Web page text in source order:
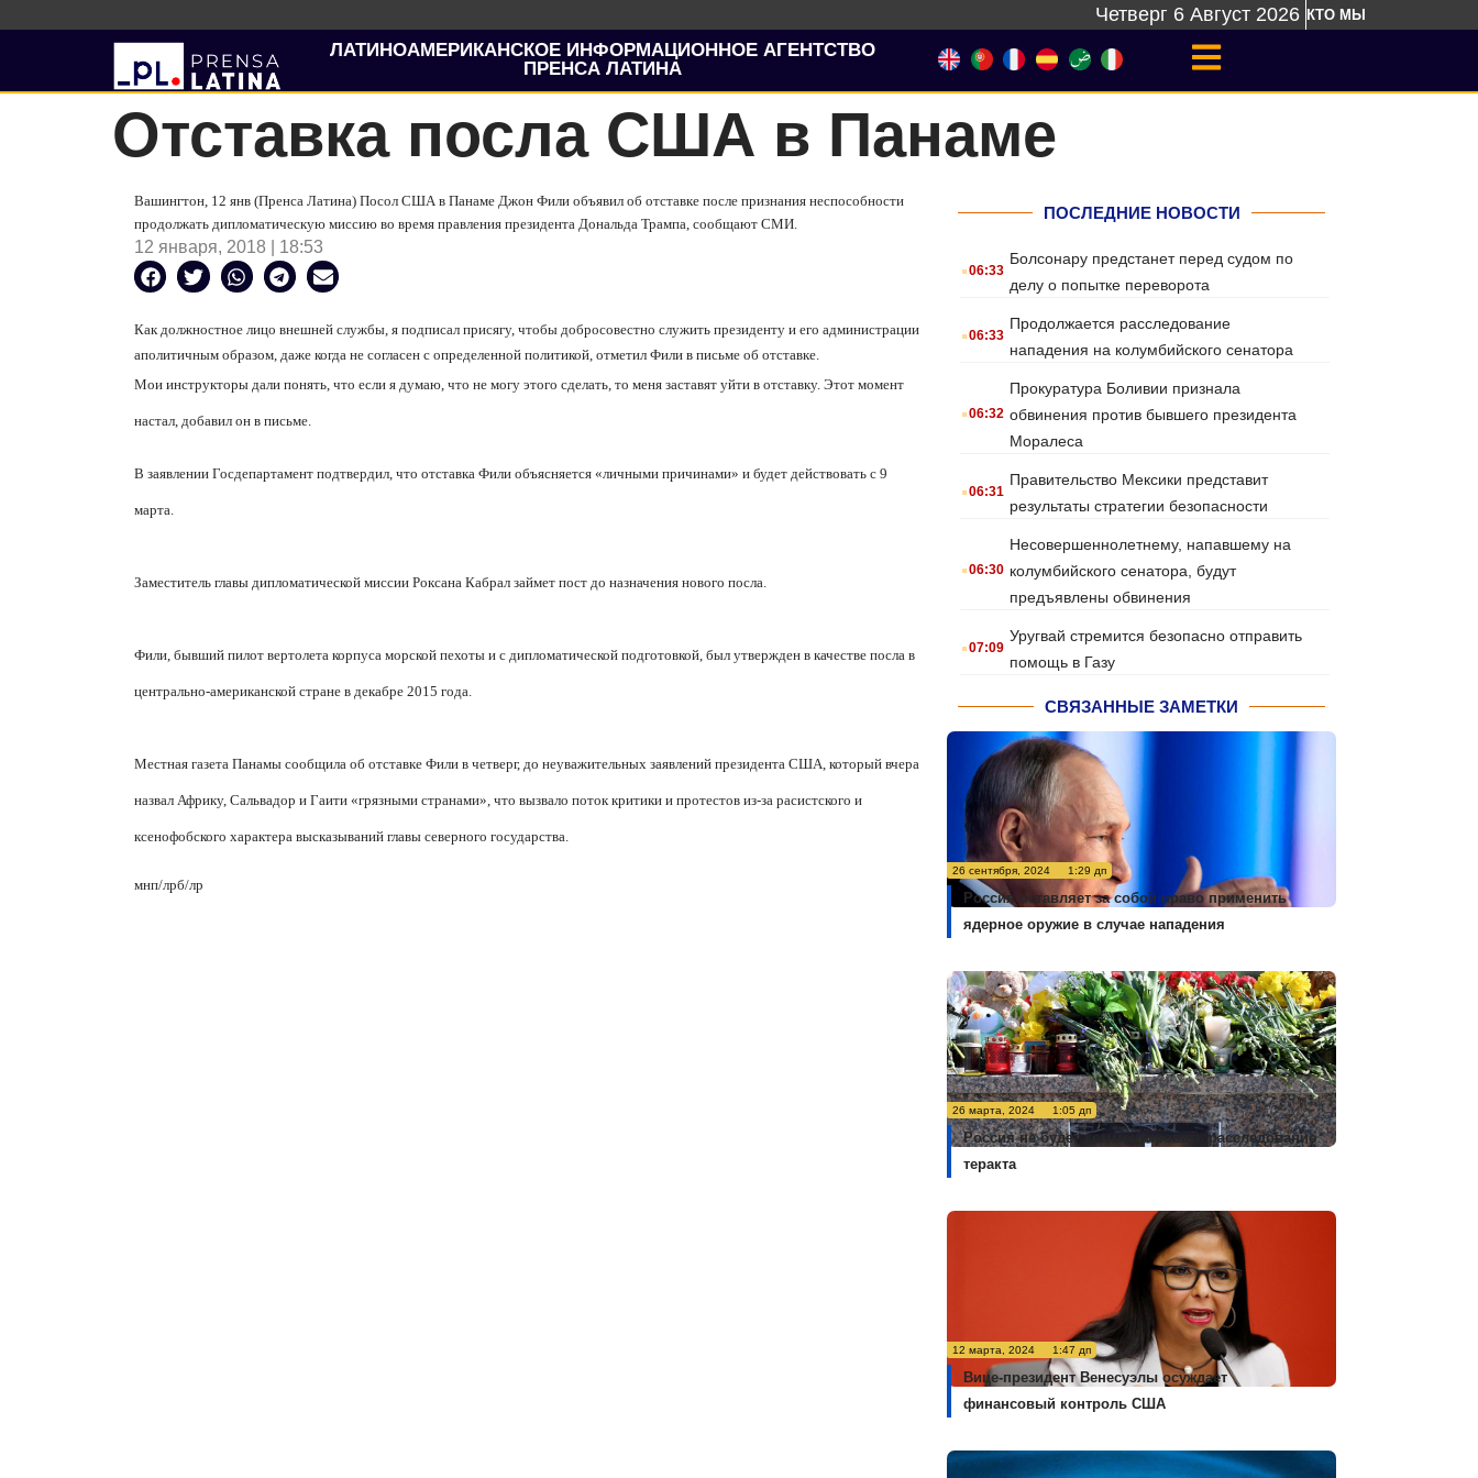
Четверг 6 Август 2026 КТО МЫ
ЛАТИНОАМЕРИКАНСКОЕ ИНФОРМАЦИОННОЕ АГЕНТСТВО
ПРЕНСА ЛАТИНА
Отставка посла США в Панаме
Вашингтон, 12 янв (Пренса Латина) Посол США в Панаме Джон Фили объявил об отставке после признания неспособности
продолжать дипломатическую миссию во время правления президента Дональда Трампа, сообщают СМИ.
12 января, 2018 | 18:53
Как должностное лицо внешней службы, я подписал присягу, чтобы добросовестно служить президенту и его администрации
аполитичным образом, даже когда не согласен с определенной политикой, отметил Фили в письме об отставке.
Мои инструкторы дали понять, что если я думаю, что не могу этого сделать, то меня заставят уйти в отставку. Этот момент
настал, добавил он в письме.
В заявлении Госдепартамент подтвердил, что отставка Фили объясняется «личными причинами» и будет действовать с 9
марта.
Заместитель главы дипломатической миссии Роксана Кабрал займет пост до назначения нового посла.
Фили, бывший пилот вертолета корпуса морской пехоты и с дипломатической подготовкой, был утвержден в качестве посла в
центрально-американской стране в декабре 2015 года.
Местная газета Панамы сообщила об отставке Фили в четверг, до неуважительных заявлений президента США, который вчера
назвал Африку, Сальвадор и Гаити «грязными странами», что вызвало поток критики и протестов из-за расистского и
ксенофобского характера высказываний главы северного государства.
мнп/лрб/лр
ПОСЛЕДНИЕ НОВОСТИ
.06:33
Болсонару предстанет перед судом по
делу о попытке переворота
.06:33
Продолжается расследование
нападения на колумбийского сенатора
.06:32
Прокуратура Боливии признала
обвинения против бывшего президента
Моралеса
.06:31
Правительство Мексики представит
результаты стратегии безопасности
.06:30
Несовершеннолетнему, напавшему на
колумбийского сенатора, будут
предъявлены обвинения
.07:09
Уругвай стремится безопасно отправить
помощь в Газу
СВЯЗАННЫЕ ЗАМЕТКИ
26 сентября, 2024 1:29 дп
Россия оставляет за собой право применить
ядерное оружие в случае нападения
26 марта, 2024 1:05 дп
Россия не будет комментировать расследование
теракта
12 марта, 2024 1:47 дп
Вице-президент Венесуэлы осуждает
финансовый контроль США